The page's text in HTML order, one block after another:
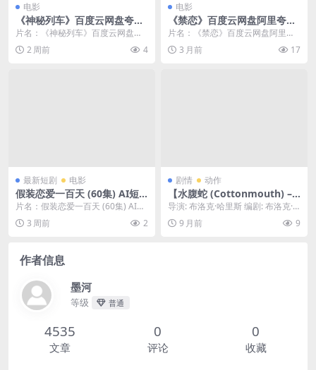
电影
《神秘列车》百度云网盘夸克
下载.阿里云盘.中字.(1989)
片名：《神秘列车》百度云网盘夸
克下载.阿里云盘.中字.(1989) 分
类：电影 ...
2 周前 4
电影
《禁恋》百度云网盘阿里夸克
下载[MP4/mkv]中字（199
0）
片名：《禁恋》百度云网盘阿里夸
克下载[MP4/mkv]中字（1990） 分
类：电...
3 月前 17
最新短剧 电影
假装恋爱一百天 (60集) AI短
剧 | 短剧
片名：假装恋爱一百天 (60集) AI短
剧 | 短剧 分类：电影 年份：2026...
3 周前 2
剧情 动作
【水腹蛇 (Cottonmouth) – 2
025 – 惊悚 – 夸克网盘/百度网
于1895年，讲述了在俄克拉荷
导演: 布洛克·哈里斯 编剧: 布洛克·
哈里斯 / Jared Bonner 资...
9 月前 9
作者信息
墨河
等级 普通
4535
文章
0
评论
0
收藏